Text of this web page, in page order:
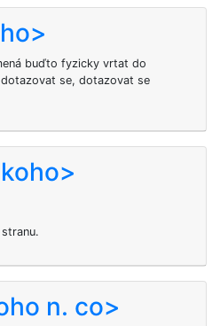
buďto fyzicky vrtat do
se, dotazovat se
n. co>